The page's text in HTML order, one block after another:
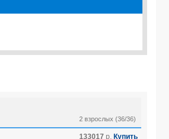
2 взрослых (36/36)
133017 р. Купить